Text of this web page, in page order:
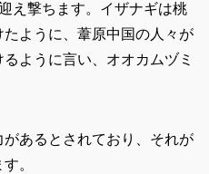
え撃ちます。イザナギは桃
ように、葦原中国の人々が
ように言い、オオカムヅミ
あるとされており、それが
。